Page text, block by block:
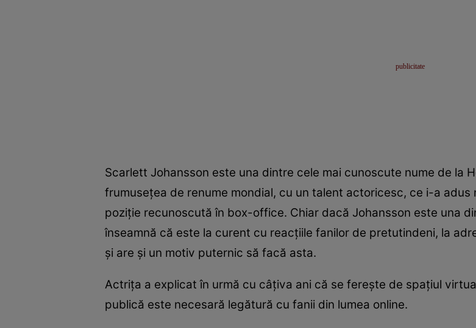
Scarlett Johansson este una dintre cele mai cunoscute nume de la
frumuseţea de renume mondial, cu un talent actoricesc, ce i-a adus
poziţie recunoscută în box-office. Chiar dacă Johansson este una
înseamnă că este la curent cu reacţiile fanilor de pretutindeni, la
şi are şi un motiv puternic să facă asta.
Actriţa a explicat în urmă cu câţiva ani că se fereşte de spaţiul
publică este necesară legătură cu fanii din lumea online.